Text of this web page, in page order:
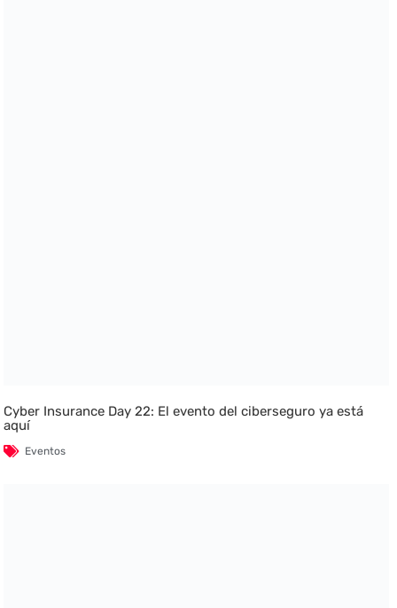
Cyber Insurance Day 22: El evento del ciberseguro ya está
aquí
Eventos